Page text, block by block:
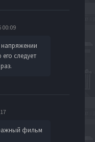
00:09
следует
фильм